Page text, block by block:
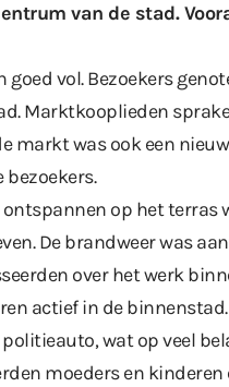
van de stad.
goed vol. Bezoekers
Marktkooplieden
markt was ook een
op het terras
De brandweer was
over het werk
actief in de
wat op veel
moeders en